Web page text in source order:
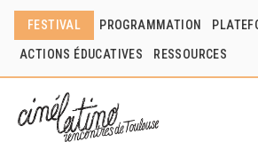
FESTIVAL PROGRAMMATION
ACTIONS ÉDUCATIVES RESSOURCES